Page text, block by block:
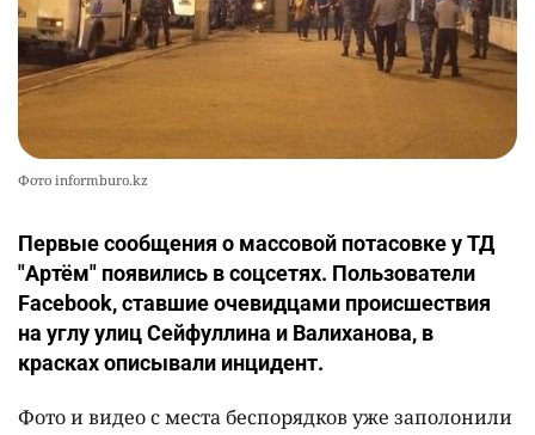
Фото informburo.kz
Первые сообщения о массовой потасовке у ТД
"Артём" появились в соцсетях. Пользователи
Facebook, ставшие очевидцами происшествия
на углу улиц Сейфуллина и Валиханова, в
красках описывали инцидент.
Фото и видео с места беспорядков уже заполонили